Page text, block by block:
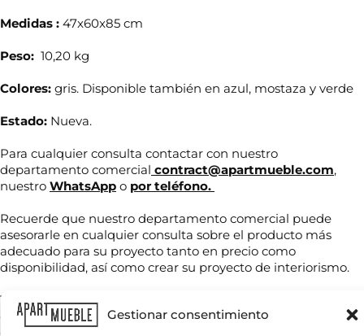
Gestionar consentimiento
Medidas : 47x60x85 cm
Peso: 10,20 kg
Colores: gris. Disponible también en azul, mostaza y verde
Estado: Nueva.
Para cualquier consulta contactar con nuestro
departamento comercial contract@apartmueble.com,
nuestro WhatsApp o por teléfono.
Recuerde que nuestro departamento comercial puede
asesorarle en cualquier consulta sobre el producto más
adecuado para su proyecto tanto en precio como
disponibilidad, así como crear su proyecto de interiorismo.
Tenemos mucha variedad en producto de hostelería tanto
de importación como nacional, por compra unitaria o de
contenedores.
n
e
c
s
i
t
s
e
c
e
N
o
b
r
*
T
e
l
o
n
C
o